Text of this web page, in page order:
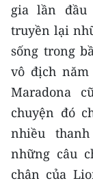
gia lần đầu
truyền lại
sống trong
vô địch năm
Maradona
chuyện đó
nhiều
những câu
chân của